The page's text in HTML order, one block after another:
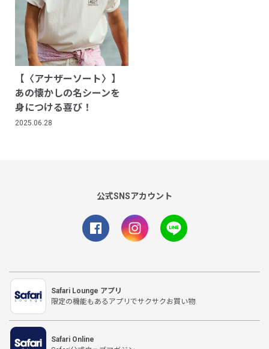
【〈アナザーソート〉】
あの懐かしの名シーンを
身につける喜び！
2025.06.28
公式SNSアカウント
Safari Lounge アプリ
限定の機能もあるアプリでサクサクお買い物
Safari Online